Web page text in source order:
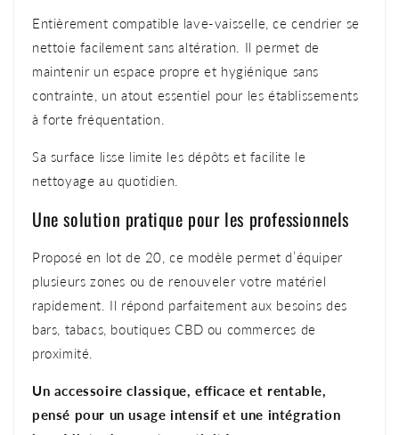
Entièrement compatible lave-vaisselle, ce cendrier se
nettoie facilement sans altération. Il permet de
maintenir un espace propre et hygiénique sans
contrainte, un atout essentiel pour les établissements
à forte fréquentation.
Sa surface lisse limite les dépôts et facilite le
nettoyage au quotidien.
Une solution pratique pour les professionnels
Proposé en lot de 20, ce modèle permet d’équiper
plusieurs zones ou de renouveler votre matériel
rapidement. Il répond parfaitement aux besoins des
bars, tabacs, boutiques CBD ou commerces de
proximité.
Un accessoire classique, efficace et rentable,
pensé pour un usage intensif et une intégration